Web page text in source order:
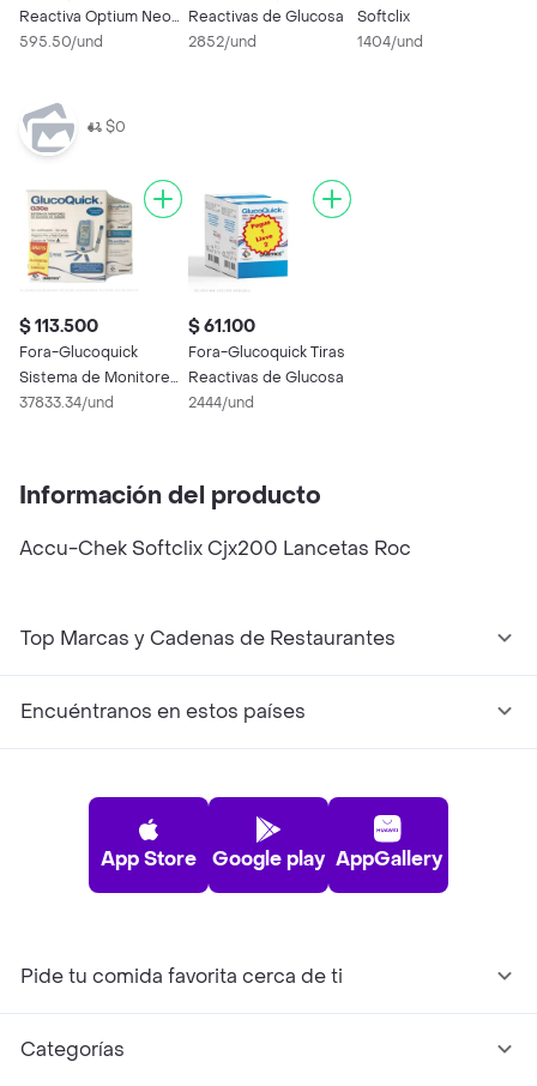
Reactiva Optium Neo
h
595.50/und
Reactivas de Glucosa
2852/und
Softclix
1404/und
$0
$ 113.500
Fora-Glucoquick
Sistema de Monitoreo
de Glucosa
37833.34/und
$ 61.100
Fora-Glucoquick Tiras
Reactivas de Glucosa
2444/und
Información del producto
Accu-Chek Softclix Cjx200 Lancetas Roc
Top Marcas y Cadenas de Restaurantes
Encuéntranos en estos países
App Store Google play AppGallery
Pide tu comida favorita cerca de ti
Categorías